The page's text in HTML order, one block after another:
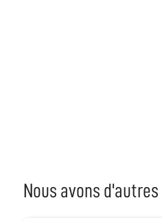
Nous avons